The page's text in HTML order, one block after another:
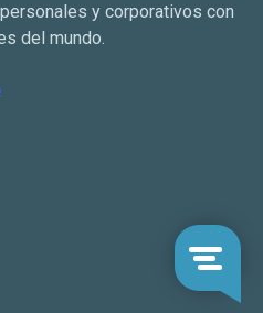
y corporativos con
del mundo.